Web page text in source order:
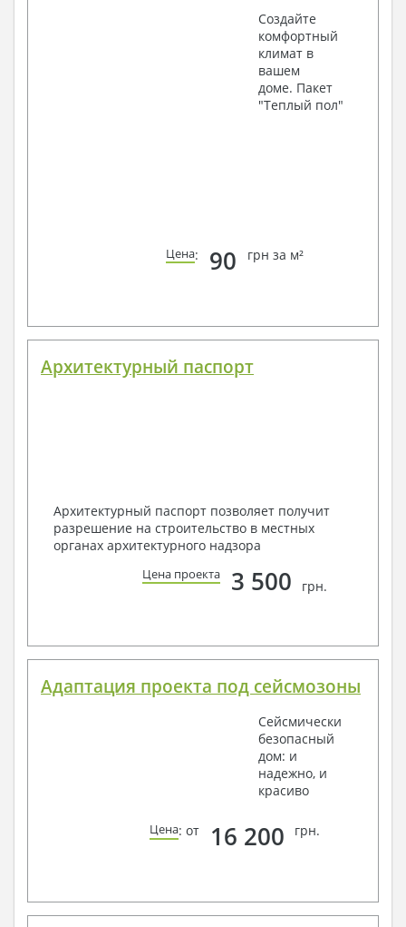
Создайте
комфортный
климат в
вашем
доме. Пакет
"Теплый пол"
Цена: 90 грн за м²
Архитектурный паспорт
Архитектурный паспорт позволяет получит
разрешение на строительство в местных
органах архитектурного надзора
Цена проекта 3 500 грн.
Адаптация проекта под сейсмозоны
Сейсмически
безопасный
дом: и
надежно, и
красиво
Цена: от 16 200 грн.